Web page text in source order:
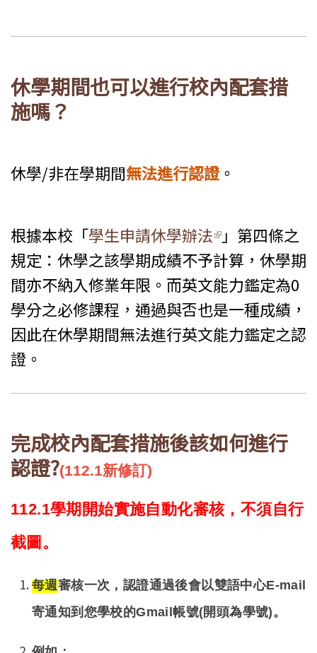
休學期間也可以進行校內配套措
施嗎？
休學/非在學期間無法進行認證。
根據本校「學生申請休學辦法(link is
external)
」第四條之
規定：休學之該學期成績不予計算，休學期
間亦不納入修業年限。而英文能力鑑定為0
學分之必修課程，通過與否也是一種成績，
因此在休學期間無法進行英文能力鑑定之認
證。
完成校內配套措施後該如何進行
認證?(112.1新修訂)
112.1學期開始實施自動化審核，不須自行
截圖。
每週審核一次，認證通過後會以雙語中心E-mail
寄通知到您學校的Gmail帳號(開頭為學號)。